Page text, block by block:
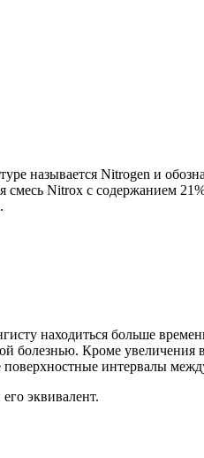
называется Nitrogen и
смесь Nitrox с содержанием
находиться больше
болезнью. Кроме увеличения
поверхностные интервалы
эквивалент.